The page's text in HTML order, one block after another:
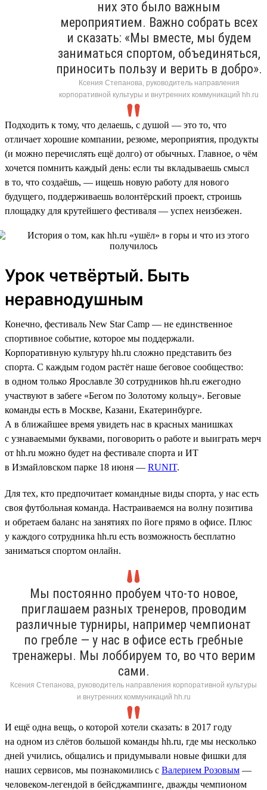
них это было важным
мероприятием. Важно собрать всех
и сказать: «Мы вместе, мы будем
заниматься спортом, объединяться,
приносить пользу и верить в добро».
Ксения Степанова, руководитель направления
корпоративной культуры и внутренних коммуникаций hh.ru
Подходить к тому, что делаешь, с душой — это то, что
отличает хорошие компании, резюме, мероприятия, продукты
(и можно перечислять ещё долго) от обычных. Главное, о чём
хочется помнить каждый день: если ты вкладываешь смысл
в то, что создаёшь, — ищешь новую работу для нового
будущего, поддерживаешь волонтёрский проект, строишь
площадку для крутейшего фестиваля — успех неизбежен.
Урок четвёртый. Быть
неравнодушным
Конечно, фестиваль New Star Camp — не единственное
спортивное событие, которое мы поддержали.
Корпоративную культуру hh.ru сложно представить без
спорта. С каждым годом растёт наше беговое сообщество:
в одном только Ярославле 30 сотрудников hh.ru ежегодно
участвуют в забеге «Бегом по Золотому кольцу». Беговые
команды есть в Москве, Казани, Екатеринбурге.
А в ближайшее время увидеть нас в красных манишках
с узнаваемыми буквами, поговорить о работе и выиграть мерч
от hh.ru можно будет на фестивале спорта и ИТ
в Измайловском парке 18 июня — RUNIT.
Для тех, кто предпочитает командные виды спорта, у нас есть
своя футбольная команда. Настраиваемся на волну позитива
и обретаем баланс на занятиях по йоге прямо в офисе. Плюс
у каждого сотрудника hh.ru есть возможность бесплатно
заниматься спортом онлайн.
Мы постоянно пробуем что-то новое,
приглашаем разных тренеров, проводим
различные турниры, например чемпионат
по гребле — у нас в офисе есть гребные
тренажеры. Мы лоббируем то, во что верим
сами.
Ксения Степанова, руководитель направления корпоративной культуры
и внутренних коммуникаций hh.ru
И ещё одна вещь, о которой хотели сказать: в 2017 году
на одном из слётов большой команды hh.ru, где мы несколько
дней учились, общались и придумывали новые фишки для
наших сервисов, мы познакомились с Валерием Розовым —
человеком-легендой в бейсджампинге, дважды чемпионом